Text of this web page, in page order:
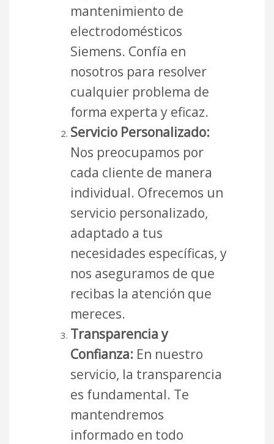
mantenimiento de
electrodomésticos
Siemens. Confía en
nosotros para resolver
cualquier problema de
forma experta y eficaz.
Servicio Personalizado:
Nos preocupamos por
cada cliente de manera
individual. Ofrecemos un
servicio personalizado,
adaptado a tus
necesidades específicas, y
nos aseguramos de que
recibas la atención que
mereces.
Transparencia y
Confianza: En nuestro
servicio, la transparencia
es fundamental. Te
mantendremos
informado en todo